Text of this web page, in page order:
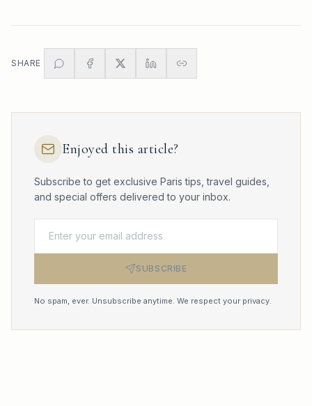
SHARE
Enjoyed this article?
Subscribe to get exclusive Paris tips, travel guides,
and special offers delivered to your inbox.
SUBSCRIBE
No spam, ever. Unsubscribe anytime. We respect your privacy.